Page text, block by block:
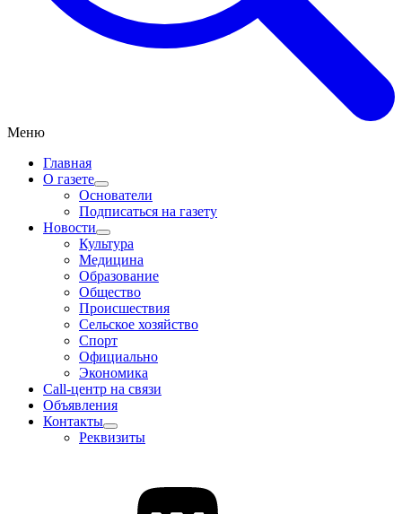
Меню
Главная
О газете
Основатели
Подписаться на газету
Новости
Культура
Медицина
Образование
Общество
Происшествия
Сельское хозяйство
Спорт
Официально
Экономика
Call-центр на связи
Объявления
Контакты
Реквизиты